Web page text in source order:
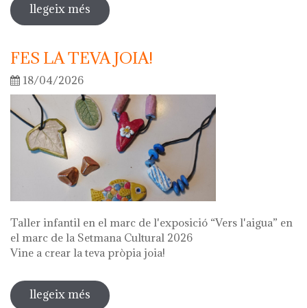
llegeix més sobre visita guiada a l'exposició "vers
l'aigua" en el marc de la setmana
FES LA TEVA JOIA!
18/04/2026
Taller infantil en el marc de l'exposició “Vers l'aigua” en
el marc de la Setmana Cultural 2026
Vine a crear la teva pròpia joia!
llegeix més sobre fes la teva joia!